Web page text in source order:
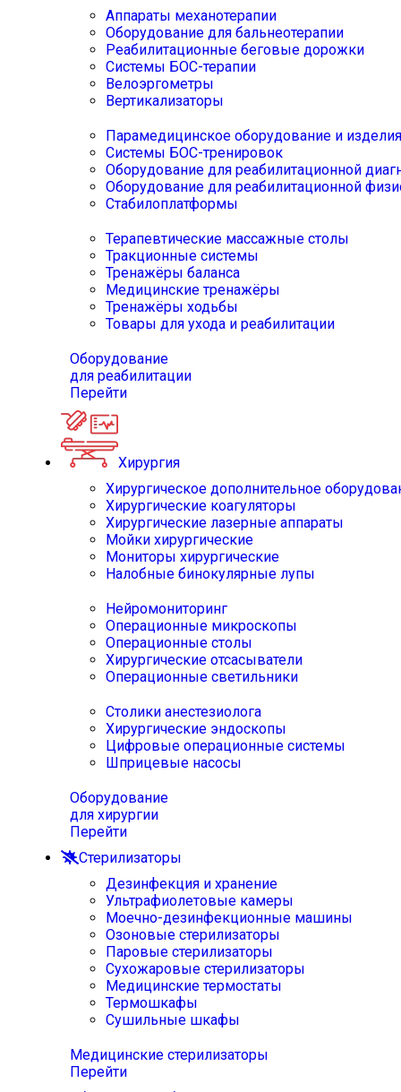
Аппараты механотерапии
Оборудование для бальнеотерапии
Реабилитационные беговые дорожки
Системы БОС-терапии
Велоэргометры
Вертикализаторы
Парамедицинское оборудование и изделия
Системы БОС-тренировок
Оборудование для реабилитационной
Оборудование для реабилитационной
Стабилоплатформы
Терапевтические массажные столы
Тракционные системы
Тренажёры баланса
Медицинские тренажёры
Тренажёры ходьбы
Товары для ухода и реабилитации
Оборудование
для реабилитации
Перейти
Хирургия
Хирургическое дополнительное
Хирургические коагуляторы
Хирургические лазерные аппараты
Мойки хирургические
Мониторы хирургические
Налобные бинокулярные лупы
Нейромониторинг
Операционные микроскопы
Операционные столы
Хирургические отсасыватели
Операционные светильники
Столики анестезиолога
Хирургические эндоскопы
Цифровые операционные системы
Шприцевые насосы
Оборудование
для хирургии
Перейти
Стерилизаторы
Дезинфекция и хранение
Ультрафиолетовые камеры
Моечно-дезинфекционные машины
Озоновые стерилизаторы
Паровые стерилизаторы
Сухожаровые стерилизаторы
Медицинские термостаты
Термошкафы
Сушильные шкафы
Медицинские стерилизаторы
Перейти